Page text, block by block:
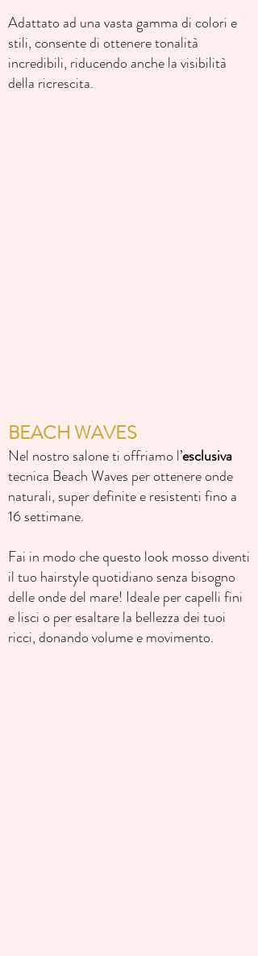
Adattato ad una vasta gamma di colori e
stili, consente di ottenere tonalità
incredibili, riducendo anche la visibilità
della ricrescita.
BEACH WAVES
Nel nostro salone ti offriamo l’esclusiva
tecnica Beach Waves per ottenere onde
naturali, super definite e resistenti fino a
16 settimane.
Fai in modo che questo look mosso diventi
il tuo hairstyle quotidiano senza bisogno
delle onde del mare! Ideale per capelli fini
e lisci o per esaltare la bellezza dei tuoi
ricci, donando volume e movimento.